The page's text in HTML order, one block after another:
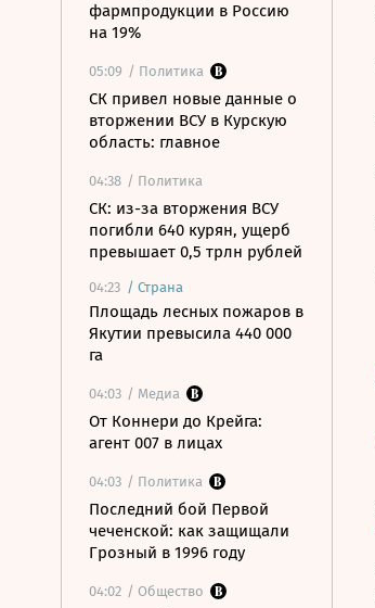
фармпродукции в Россию
на 19%
05:09 / Политика
СК привел новые данные о
вторжении ВСУ в Курскую
область: главное
04:38 / Политика
СК: из-за вторжения ВСУ
погибли 640 курян, ущерб
превышает 0,5 трлн рублей
04:23 / Страна
Площадь лесных пожаров в
Якутии превысила 440 000
га
04:03 / Медиа
От Коннери до Крейга:
агент 007 в лицах
04:03 / Политика
Последний бой Первой
чеченской: как защищали
Грозный в 1996 году
04:02 / Общество